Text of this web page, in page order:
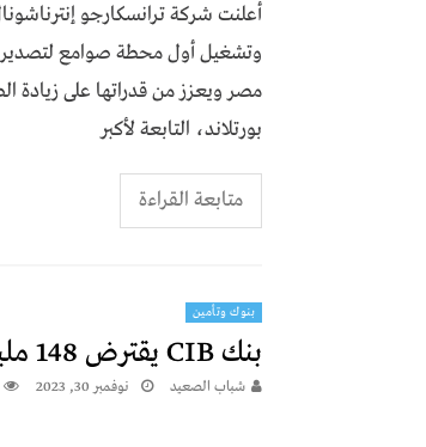
أعلنت شركة ترانسكارجو
وتشغيل أول محطة صوامع لتصدير
مصر ويعزز من قدراتها على زيادة
بورتلاند، التابعة لأكبر
متابعة القراءة
بنوك وتأمين
بنك CIB يقترض 148 مليون دولار من «الأفريقي للتنمية»
شباب الصعيد نوفمبر 30, 2023